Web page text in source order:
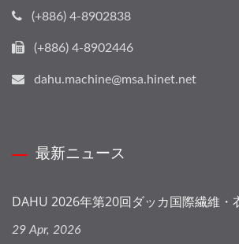
(+886) 4-8902838
(+886) 4-8902446
dahu.machine@msa.hinet.net
最新ニュース
DAHU 2026年第20回ダッカ国際繊維・
29 Apr, 2026